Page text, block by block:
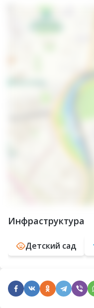
Инфраструктура
Детский сад